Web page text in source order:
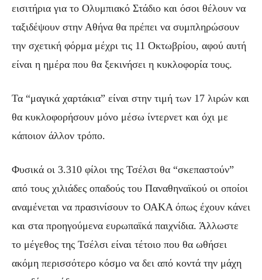
εισιτήρια για το Ολυμπιακό Στάδιο και όσοι θέλουν να
ταξιδέψουν στην Αθήνα θα πρέπει να συμπληρώσουν
την σχετική φόρμα μέχρι τις 11 Οκτωβρίου, αφού αυτή
είναι η ημέρα που θα ξεκινήσει η κυκλοφορία τους.
Τα “μαγικά χαρτάκια” είναι στην τιμή των 17 λιρών και
θα κυκλοφορήσουν μόνο μέσω ίντερνετ και όχι με
κάποιον άλλον τρόπο.
Φυσικά οι 3.310 φίλοι της Τσέλσι θα “σκεπαστούν”
από τους χιλιάδες οπαδούς του Παναθηναϊκού οι οποίοι
αναμένεται να πρασινίσουν το ΟΑΚΑ όπως έχουν κάνει
και στα προηγούμενα ευρωπαϊκά παιχνίδια. Άλλωστε
το μέγεθος της Τσέλσι είναι τέτοιο που θα ωθήσει
ακόμη περισσότερο κόσμο να δει από κοντά την μάχη